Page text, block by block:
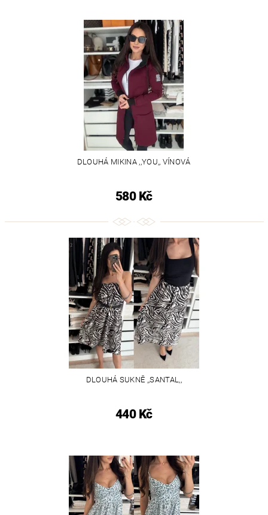
DLOUHÁ MIKINA ,,YOU,, VÍNOVÁ
580 Kč
DLOUHÁ SUKNĚ ,,SANTAL,,
440 Kč